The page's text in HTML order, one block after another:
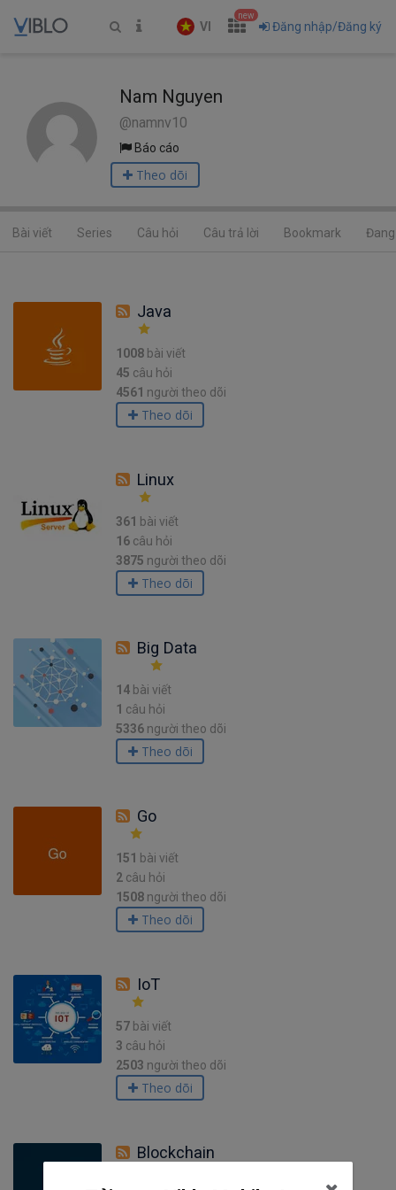
VI
new
Đăng nhập/Đăng ký
Nam Nguyen
@namnv10
Báo cáo
Theo dõi
Bài viết Series Câu hỏi Câu trả lời Bookmark
Java
1008 bài viết
45 câu hỏi
4561 người theo dõi
Theo dõi
Linux
361 bài viết
16 câu hỏi
3875 người theo dõi
Theo dõi
Big Data
14 bài viết
1 câu hỏi
5336 người theo dõi
Theo dõi
Go
151 bài viết
2 câu hỏi
1508 người theo dõi
Theo dõi
IoT
57 bài viết
3 câu hỏi
2503 người theo dõi
Theo dõi
Blockchain